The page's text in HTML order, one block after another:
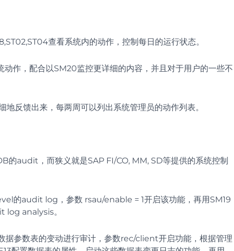
查看系统内的动作，控制每日的运行状态。
动作，配合以SM20监控更详细的内容，并且对于用户的一些不
反馈出来，每两周可以列出系统管理员的动作列表。
的audit，而狭义就是SAP FI/CO, MM, SD等提供的系统控制
的audit log，参数 rsau/enable = 1开启该功能，再用SM19
analysis。
据参数表的变动进行审计，参数rec/client开启功能，根据管理